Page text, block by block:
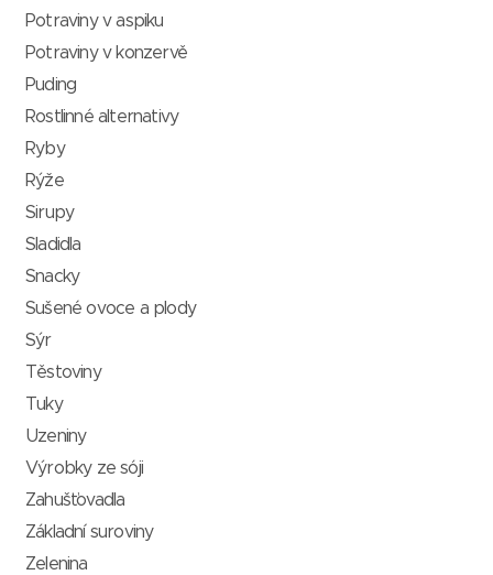
Potraviny v aspiku
Potraviny v konzervě
Puding
Rostlinné alternativy
Ryby
Rýže
Sirupy
Sladidla
Snacky
Sušené ovoce a plody
Sýr
Těstoviny
Tuky
Uzeniny
Výrobky ze sóji
Zahušťovadla
Základní suroviny
Zelenina